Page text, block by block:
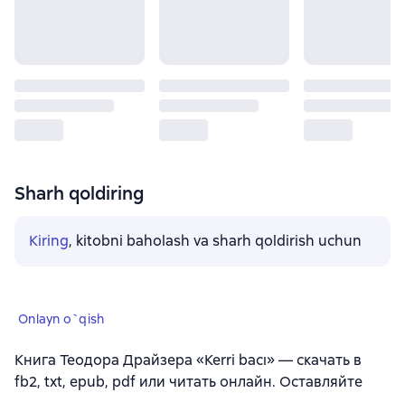
Sharh qoldiring
Kiring, kitobni baholash va sharh qoldirish uchun
Onlayn o`qish
Книга Теодора Драйзера «Kerri bacı» — скачать в
fb2, txt, epub, pdf или читать онлайн. Оставляйте